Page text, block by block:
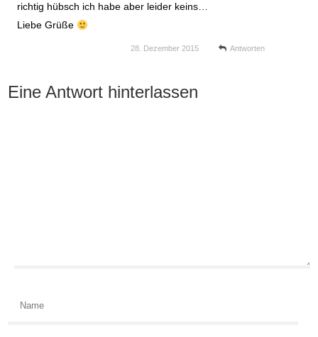
richtig hübsch ich habe aber leider keins…
Liebe Grüße
28. Dezember 2015 Antworten
Eine Antwort hinterlassen